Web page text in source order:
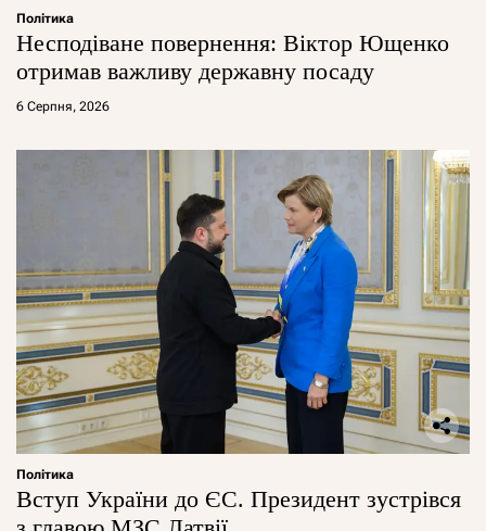
Політика
Несподіване повернення: Віктор Ющенко
отримав важливу державну посаду
6 Серпня, 2026
Політика
Вступ України до ЄС. Президент зустрівся